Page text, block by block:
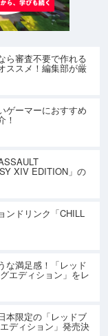
ら審査不要で作れる
ススメ！編集部が厳
ゲーマーにおすすめ
！
XIV EDITION」の
ンドリンク「CHILL
な満足感！「レッド
エディション」をレ
本限定の「レッドブ
ディション」発売決